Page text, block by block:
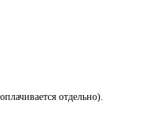
отдельно).